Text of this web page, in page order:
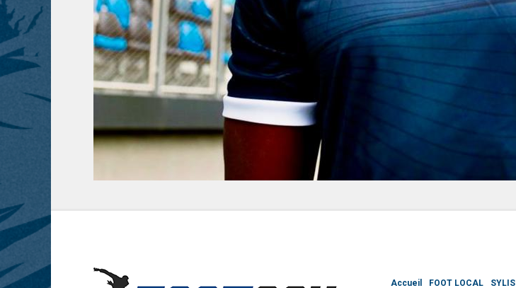
Accueil FOOT LOCAL SYLIS